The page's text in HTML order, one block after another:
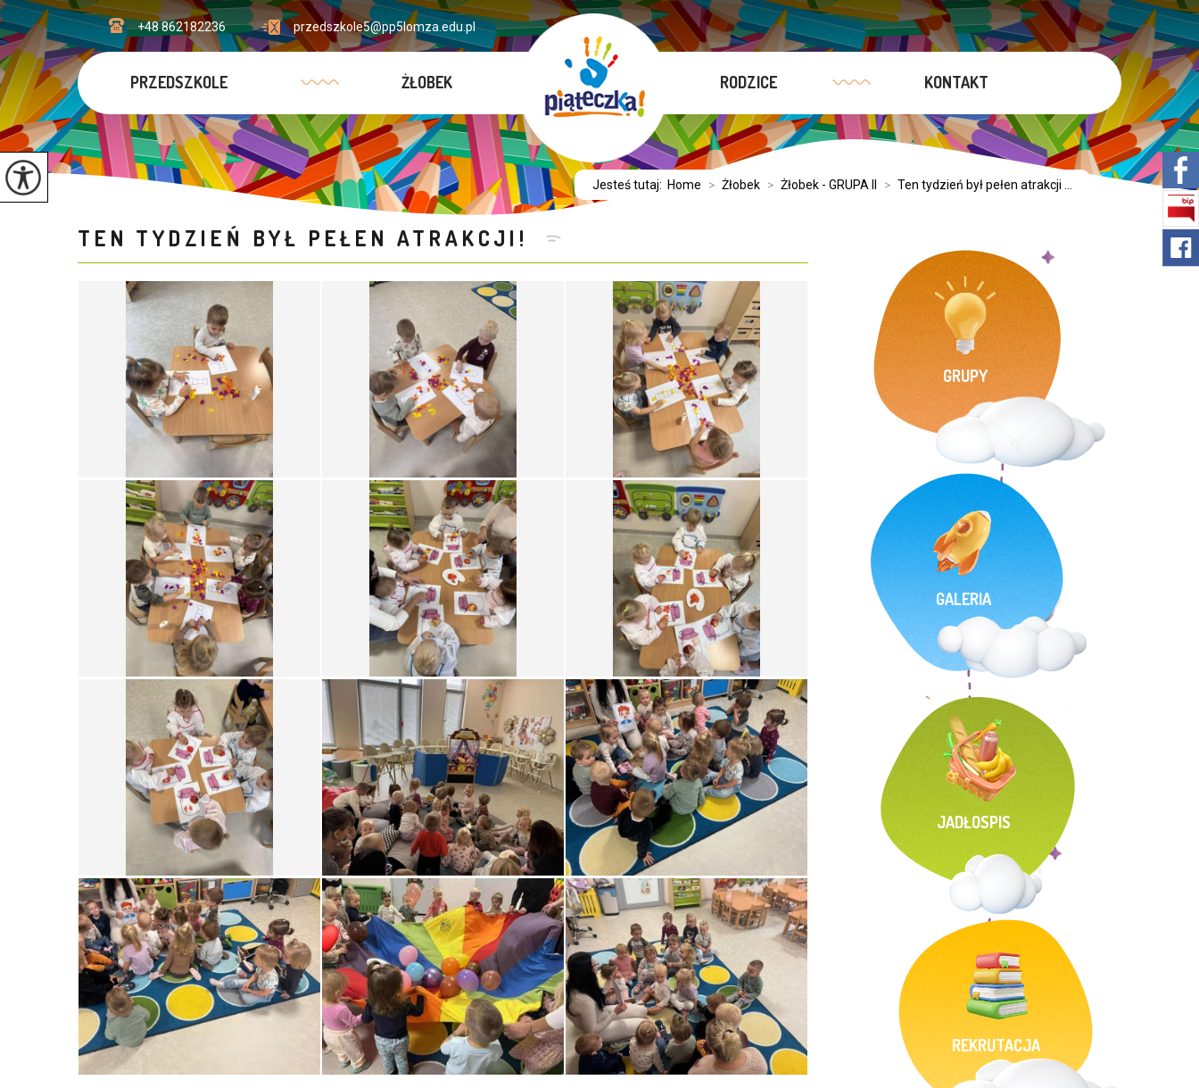
przedszkole5@pp5lomza.edu.pl
+48 862182236
PRZEDSZKOLE ŻŁOBEK RODZICE KONTAKT
Jesteś tutaj: Home > Żłobek > Żłobek - GRUPA II > Ten tydzień był pełen atrakcji ...
TEN TYDZIEŃ BYŁ PEŁEN ATRAKCJI!
GRUPY
GALERIA
JADŁOSPIS
REKRUTACJA